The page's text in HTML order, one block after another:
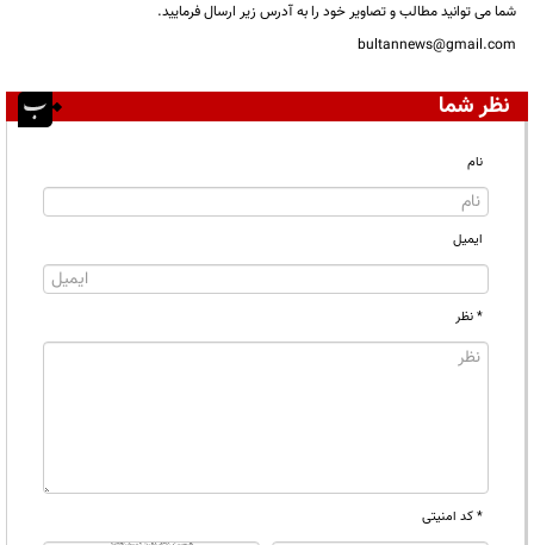
شما می توانید مطالب و تصاویر خود را به آدرس زیر ارسال فرمایید.
bultannews@gmail.com
نظر شما
نام
ایمیل
* نظر
* کد امنیتی